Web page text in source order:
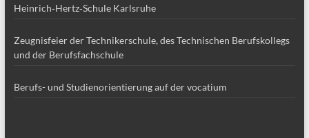
Heinrich‑Hertz‑Schule Karlsruhe
Zeugnisfeier der Technikerschule, des Technischen Berufskollegs
und der Berufsfachschule
Berufs- und Studienorientierung auf der vocatium